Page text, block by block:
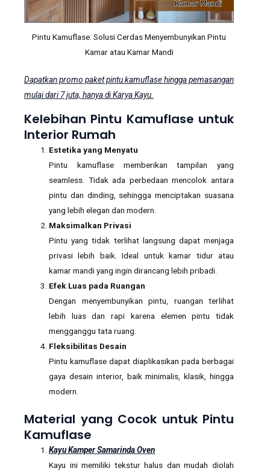
Pintu Kamuflase: Solusi Cerdas Menyembunyikan Pintu
Kamar atau Kamar Mandi
Dapatkan promo paket pintu kamuflase hingga pemasangan
mulai dari 7 juta, hanya di Karya Kayu.
Kelebihan Pintu Kamuflase untuk
Interior Rumah
Estetika yang Menyatu
Pintu kamuflase memberikan tampilan yang
seamless. Tidak ada perbedaan mencolok antara
pintu dan dinding, sehingga menciptakan suasana
yang lebih elegan dan modern.
Maksimalkan Privasi
Pintu yang tidak terlihat langsung dapat menjaga
privasi lebih baik. Ideal untuk kamar tidur atau
kamar mandi yang ingin dirancang lebih pribadi.
Efek Luas pada Ruangan
Dengan menyembunyikan pintu, ruangan terlihat
lebih luas dan rapi karena elemen pintu tidak
mengganggu tata ruang.
Fleksibilitas Desain
Pintu kamuflase dapat diaplikasikan pada berbagai
gaya desain interior, baik minimalis, klasik, hingga
modern.
Material yang Cocok untuk Pintu
Kamuflase
Kayu Kamper Samarinda Oven
Kayu ini memiliki tekstur halus dan mudah diolah